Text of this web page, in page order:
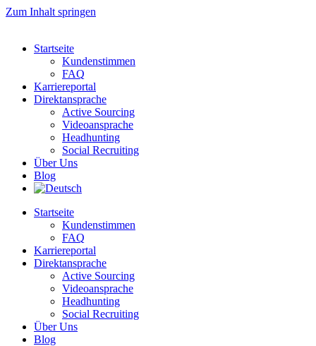
Zum Inhalt springen
Startseite
Kundenstimmen
FAQ
Karriereportal
Direktansprache
Active Sourcing
Videoansprache
Headhunting
Social Recruiting
Über Uns
Blog
Startseite
Kundenstimmen
FAQ
Karriereportal
Direktansprache
Active Sourcing
Videoansprache
Headhunting
Social Recruiting
Über Uns
Blog